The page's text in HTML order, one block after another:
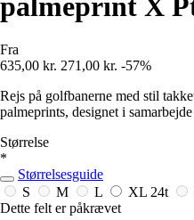
Fra
635,00 kr. 271,00 kr. -57%
Rejs på golfbanerne med stil
palmeprints, designet i
Størrelse
*
Størrelsesguide
S
M L XL 24t
Dette felt er påkrævet